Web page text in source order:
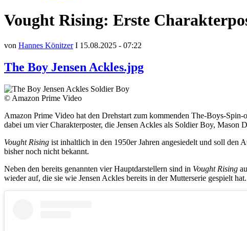
Vought Rising: Erste
von Hannes KönitzerI 15.08.2025 - 07:22
The Boy Jensen Ackles.jpg
© Amazon Prime Video
Amazon Prime Video hat den Drehstart zum kommenden The-Boys-Spin-
dabei um vier Charakterposter, die Jensen Ackles als Soldier Boy,
Vought Rising ist inhaltlich in den 1950er Jahren angesiedelt und soll den
bisher noch nicht bekannt.
Neben den bereits genannten vier Hauptdarstellern sind in Vought Rising
wieder auf, die sie wie Jensen Ackles bereits in der Mutterserie gespielt hat.